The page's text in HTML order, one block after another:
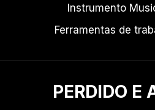
Instrumento
Ferramentas de
PERDIDO E